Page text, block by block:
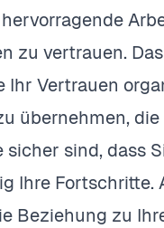
zu vertrauen.
Ihr Vertrauen
übernehmen,
sicher sind, dass
Ihre Fortschritte.
Beziehung zu